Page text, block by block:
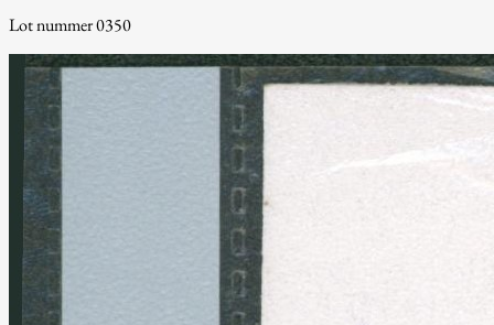
Lot nummer 0350